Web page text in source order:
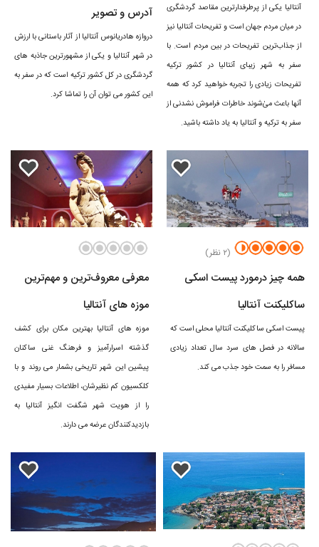
آنتالیا یکی از پرطرفدارترین مقاصد گردشگری
در میان مردم جهان است و تفریحات آنتالیا نیز
از جذاب‌ترین تفریحات در بین مردم است. با
سفر به شهر زیبای آنتالیا در کشور ترکیه
تفریحات زیادی را تجربه خواهید کرد که همه
آنها باعث میٰ‌شوند خاطرات فراموش نشدنی از
سفر به ترکیه و آنتالیا به یاد داشته باشید.
آدرس و تصویر
دروازه هادریانوس آنتالیا از آثار باستانی با ارزش
در شهر آنتالیا و یکی از مشهورترین جاذبه های
گردشگری در کل کشور ترکیه است که در سفر به
این کشور می توان آن را تماشا کرد.
(۲ نظر)
همه چیز درمورد پیست اسکی
ساکلیکنت آنتالیا
پیست اسکی ساکلیکنت آنتالیا محلی است که
سالانه در فصل های سرد سال تعداد زیادی
مسافر را به سمت خود جذب می کند.
معرفی معروف‌ترین و مهم‌ترین
موزه های آنتالیا
موزه های آنتالیا بهترین مکان برای کشف
گذشته اسرارآمیز و فرهنگ غنی ساکنان
پیشین این شهر تاریخی بشمار می روند و با
کلکسیون کم نظیرشان، اطلاعات بسیار مفیدی
را از هویت شهر شگفت انگیز آنتالیا به
بازدیدکنندگان عرضه می دارند.